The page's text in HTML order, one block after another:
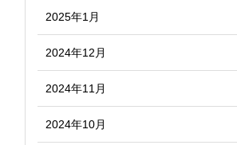
2025年1月
2024年12月
2024年11月
2024年10月